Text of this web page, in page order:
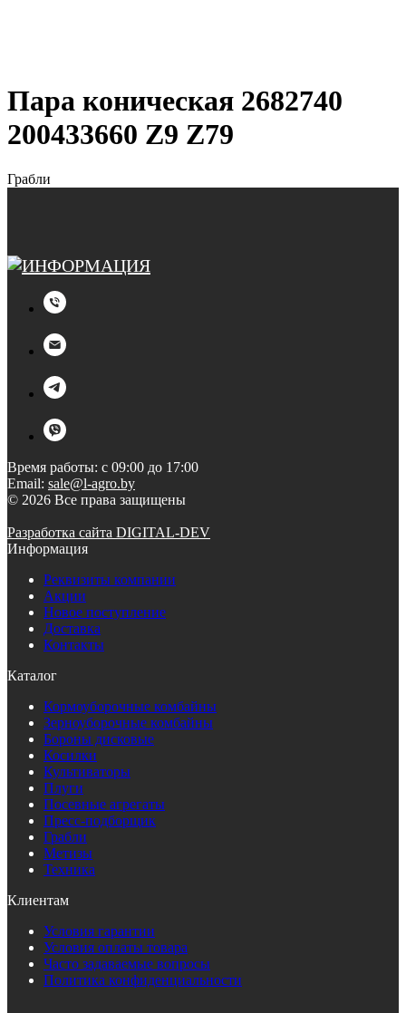
Пара коническая 2682740
200433660 Z9 Z79
Грабли
Время работы: с 09:00 до 17:00
Email: sale@l-agro.by
© 2026 Все права защищены
Разработка сайта DIGITAL-DEV
Информация
Реквизиты компании
Акции
Новое поступление
Доставка
Контакты
Каталог
Кормоуборочные комбайны
Зерноуборочные комбайны
Бороны дисковые
Косилки
Культиваторы
Плуги
Посевные агрегаты
Пресс-подборщик
Грабли
Метизы
Техника
Клиентам
Условия гарантии
Условия оплаты товара
Часто задаваемые вопросы
Политика конфиденциальности